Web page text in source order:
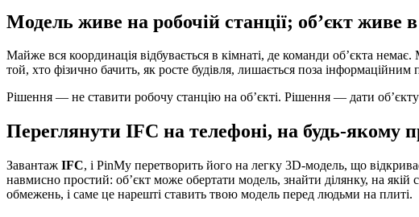
Модель живе на робочій станції; об’єкт живе
Майже вся координація відбувається в кімнаті, де команди об’єкта
той, хто фізично бачить, як росте будівля, лишається поза
Рішення — не ставити робочу станцію на об’єкті. Рішення — дати об’єкту
Переглянути IFC на телефоні, на будь-якому
Завантаж IFC, і PinMy перетворить його на легку 3D-модель, що
навмисно простий: об’єкт може обертати модель, знайти ділянку, на
обмежень, і саме це нарешті ставить твою модель перед людьми на плиті.